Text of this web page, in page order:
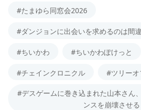
#たまゆら同窓会2026
#ダンジョンに出会いを求めるのは間
#ちいかわ #ちいかわぽけっと
#チェインクロニクル #ツリー
#デスゲームに巻き込まれた山本さん
ンスを崩壊させる